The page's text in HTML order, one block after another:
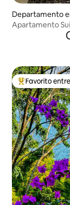
Departamento
najachel
Apartamento
Favorito entre
Favorito